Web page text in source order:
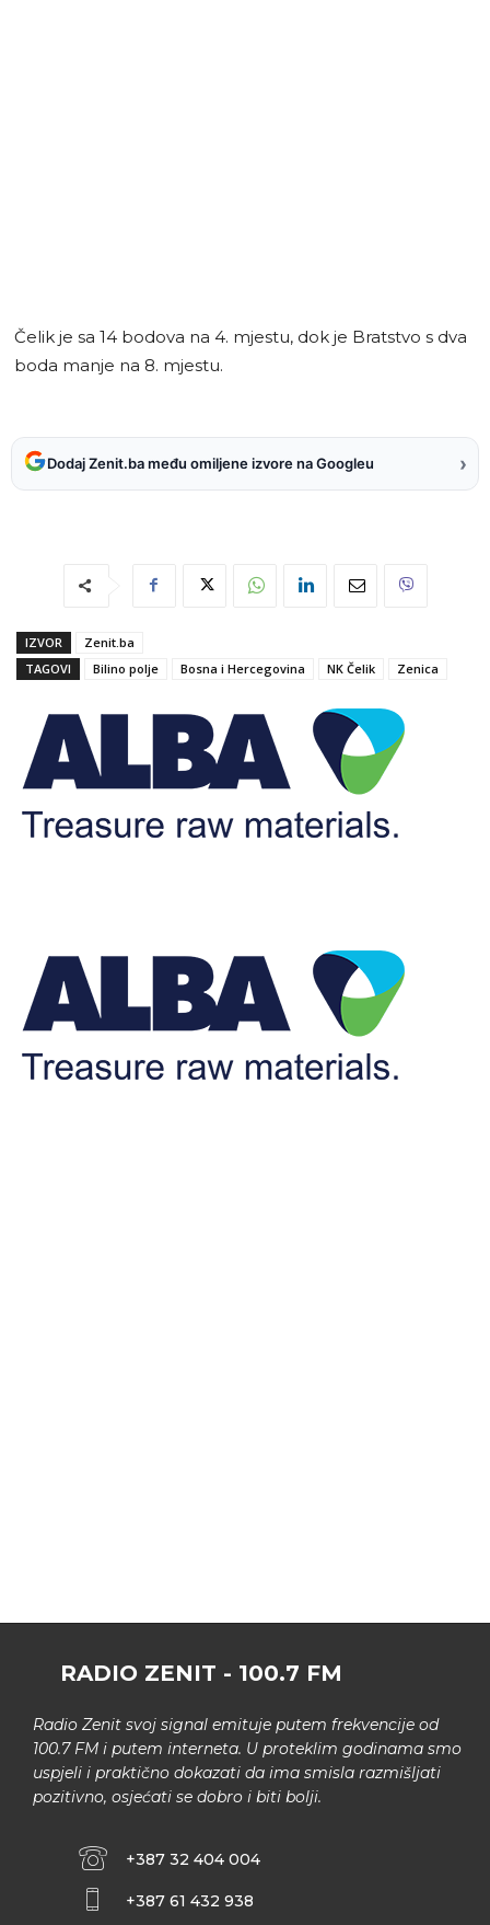
Čelik je sa 14 bodova na 4. mjestu, dok je Bratstvo s dva
boda manje na 8. mjestu.
Dodaj Zenit.ba među omiljene izvore na Googleu ›
IZVOR
Zenit.ba
TAGOVI
Bilino polje Bosna i Hercegovina NK Čelik Zenica
RADIO ZENIT - 100.7 FM
Radio Zenit svoj signal emituje putem frekvencije od
100.7 FM i putem interneta. U proteklim godinama smo
uspjeli i praktično dokazati da ima smisla razmišljati
pozitivno, osjećati se dobro i biti bolji.
+387 32 404 004
+387 61 432 938